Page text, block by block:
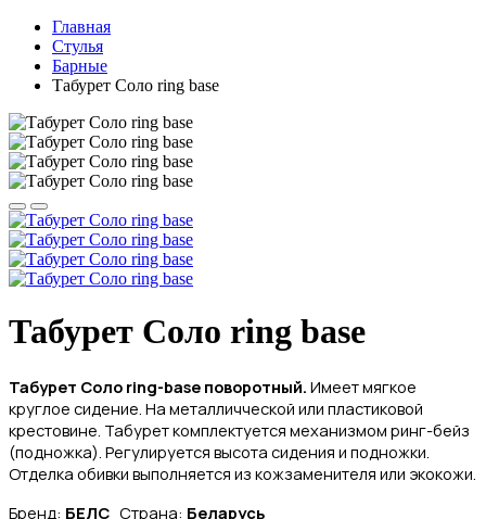
Главная
Стулья
Барные
Табурет Соло ring base
Табурет Соло ring base
Табурет Соло ring-base поворотный. Имеет мягкое
круглое сидение. На металличческой или пластиковой
крестовине. Табурет комплектуется механизмом ринг-бейз
(подножка). Регулируется высота сидения и подножки.
Отделка обивки выполняется из кожзаменителя или экокожи.
Бренд: БЕЛС Страна: Беларусь